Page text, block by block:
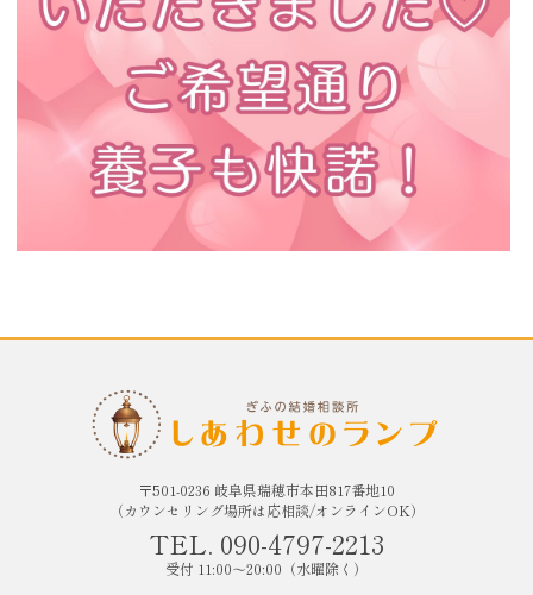
〒501-0236 岐阜県瑞穂市本田817番地10
（カウンセリング場所は応相談/オンラインOK）
TEL. 090-4797-2213
受付 11:00〜20:00（水曜除く）